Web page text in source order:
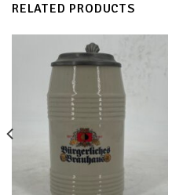
RELATED PRODUCTS